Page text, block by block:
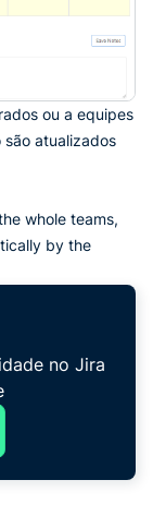
ou a equipes
atualizados
whole teams,
by the
no Jira